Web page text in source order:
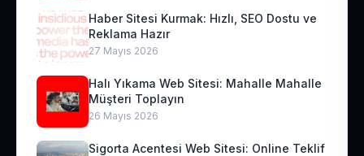
Haber Sitesi Kurmak: Hızlı, SEO Dostu ve
Reklama Hazır
27 Mayıs 2026
Halı Yıkama Web Sitesi: Mahalle Mahalle
Müşteri Toplayın
26 Mayıs 2026
Sigorta Acentesi Web Sitesi: Online Teklif